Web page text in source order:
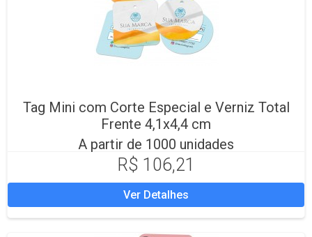
Tag Mini com Corte Especial e Verniz Total
Frente 4,1x4,4 cm
A partir de 1000 unidades
R$ 106,21
Ver Detalhes